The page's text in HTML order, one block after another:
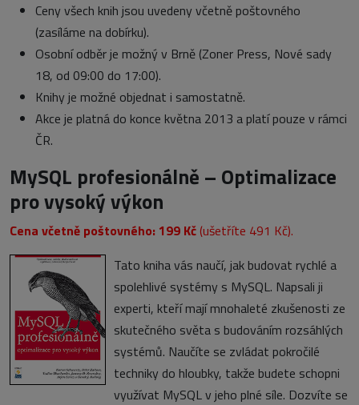
Ceny všech knih jsou uvedeny včetně poštovného
(zasíláme na dobírku).
Osobní odběr je možný v Brně (Zoner Press, Nové sady
18, od 09:00 do 17:00).
Knihy je možné objednat i samostatně.
Akce je platná do konce května 2013 a platí pouze v rámci
ČR.
MySQL profesionálně – Optimalizace
pro vysoký výkon
Cena včetně poštovného: 199 Kč(ušetříte 491 Kč).
Tato kniha vás naučí, jak budovat rychlé a
spolehlivé systémy s MySQL. Napsali ji
experti, kteří mají mnohaleté zkušenosti ze
skutečného světa s budováním rozsáhlých
systémů. Naučíte se zvládat pokročilé
techniky do hloubky, takže budete schopni
využívat MySQL v jeho plné síle. Dozvíte se